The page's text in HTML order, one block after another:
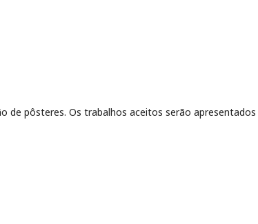
de pôsteres. Os trabalhos aceitos serão